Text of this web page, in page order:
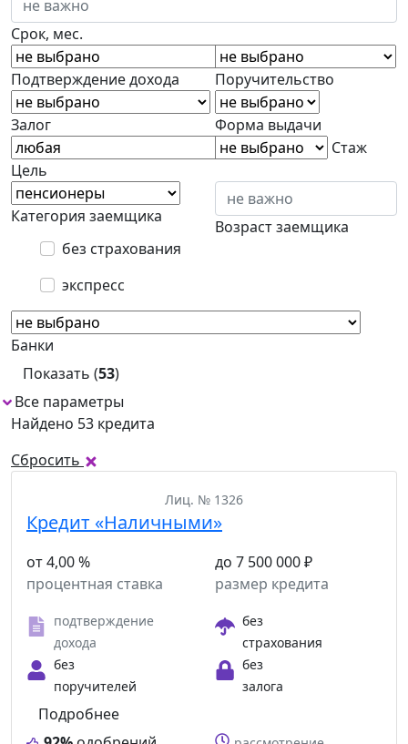
Срок, мес.
Подтверждение дохода Поручительство
Залог Форма выдачи
Цель
Стаж
Категория заемщика
Возраст заемщика
без страхования
экспресс
Банки
Показать (53)
Все параметры
Найдено 53 кредита
Сбросить
Лиц. № 1326
Кредит «Наличными»
от 4,00 %
процентная ставка
до 7 500 000 ₽
размер кредита
подтверждение
дохода
без
страхования
без
поручителей
без
залога
Подробнее